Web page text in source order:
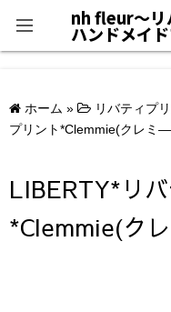
nh fleur〜リ
ハンドメイ
＊自己紹介＊
ホーム » リバティプ
プリント*Clemmie(クレミ
LIBERTY*リ
*Clemmie(ク